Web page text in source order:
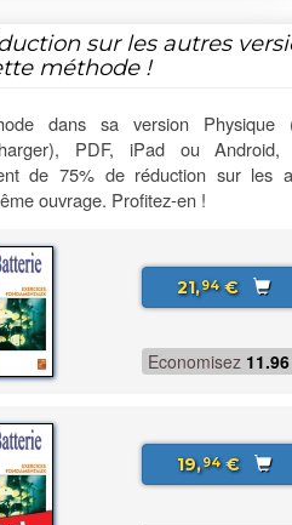
sur les autres
méthode !
dans sa version Physique
PDF, iPad ou Android,
de 75% de réduction sur les
ouvrage. Profitez-en !
21,94€
Economisez 11.96
19,94€